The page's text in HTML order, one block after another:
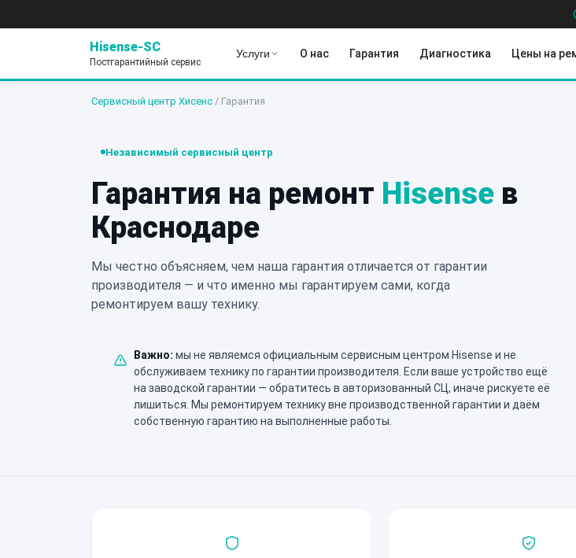
Hisense-SC
Постгарантийный сервис
Услуги О нас Гарантия Диагностика Цены на
Сервисный центр Хисенс / Гарантия
Независимый сервисный центр
Гарантия на ремонт Hisense в
Краснодаре
Мы честно объясняем, чем наша гарантия отличается от гарантии
производителя — и что именно мы гарантируем сами, когда
ремонтируем вашу технику.
Важно: мы не являемся официальным сервисным центром Hisense и не
обслуживаем технику по гарантии производителя. Если ваше устройство ещё
на заводской гарантии — обратитесь в авторизованный СЦ, иначе рискуете её
лишиться. Мы ремонтируем технику вне производственной гарантии и даём
собственную гарантию на выполненные работы.